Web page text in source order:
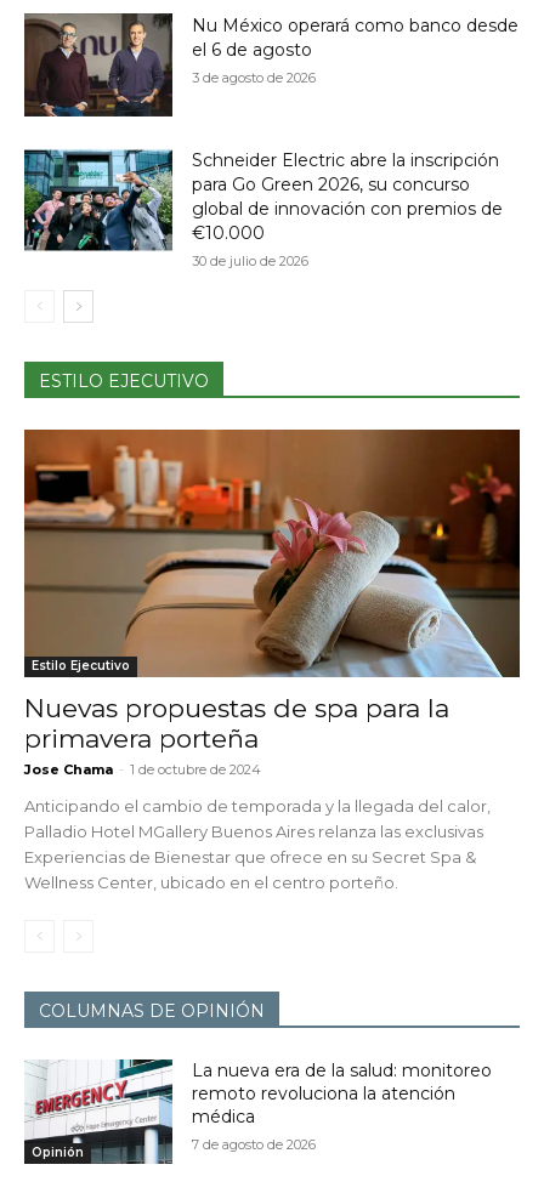
Nu México operará como banco desde
el 6 de agosto
3 de agosto de 2026
Schneider Electric abre la inscripción
para Go Green 2026, su concurso
global de innovación con premios de
€10.000
30 de julio de 2026
ESTILO EJECUTIVO
Estilo Ejecutivo
Nuevas propuestas de spa para la
primavera porteña
Jose Chama - 1 de octubre de 2024
Anticipando el cambio de temporada y la llegada del calor,
Palladio Hotel MGallery Buenos Aires relanza las exclusivas
Experiencias de Bienestar que ofrece en su Secret Spa &
Wellness Center, ubicado en el centro porteño.
COLUMNAS DE OPINIÓN
Opinión
La nueva era de la salud: monitoreo
remoto revoluciona la atención
médica
7 de agosto de 2026